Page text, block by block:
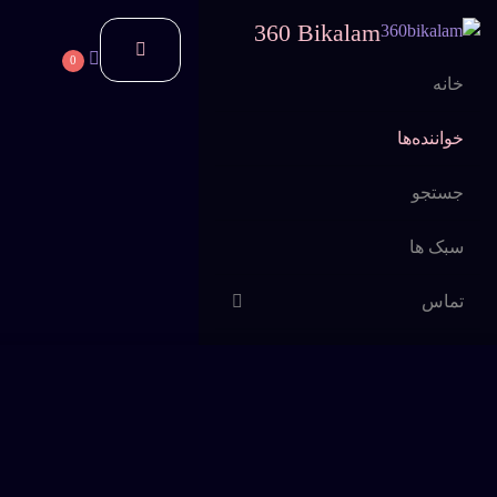
360 Bikalam
خانه
خواننده‌ها
جستجو
سبک ها
تماس
0